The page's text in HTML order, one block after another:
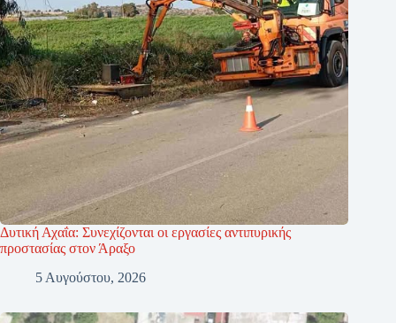
Δυτική Αχαΐα: Συνεχίζονται οι εργασίες αντιπυρικής
προστασίας στον Άραξο
5 Αυγούστου, 2026